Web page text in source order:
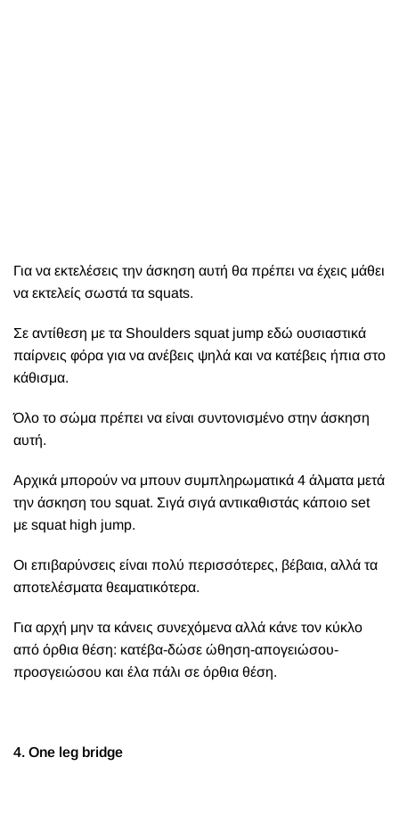
Για να εκτελέσεις την άσκηση αυτή θα πρέπει να έχεις μάθει
να εκτελείς σωστά τα squats.
Σε αντίθεση με τα Shoulders squat jump εδώ ουσιαστικά
παίρνεις φόρα για να ανέβεις ψηλά και να κατέβεις ήπια στο
κάθισμα.
Όλο το σώμα πρέπει να είναι συντονισμένο στην άσκηση
αυτή.
Αρχικά μπορούν να μπουν συμπληρωματικά 4 άλματα μετά
την άσκηση του squat. Σιγά σιγά αντικαθιστάς κάποιο set
με squat high jump.
Οι επιβαρύνσεις είναι πολύ περισσότερες, βέβαια, αλλά τα
αποτελέσματα θεαματικότερα.
Για αρχή μην τα κάνεις συνεχόμενα αλλά κάνε τον κύκλο
από όρθια θέση: κατέβα-δώσε ώθηση-απογειώσου-
προσγειώσου και έλα πάλι σε όρθια θέση.
4. One leg bridge